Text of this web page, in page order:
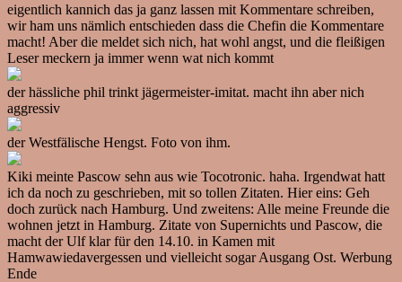
eigentlich kannich das ja ganz lassen mit Kommentare schreiben,
wir ham uns nämlich entschieden dass die Chefin die Kommentare
macht! Aber die meldet sich nich, hat wohl angst, und die fleißigen
Leser meckern ja immer wenn wat nich kommt
der hässliche phil trinkt jägermeister-imitat. macht ihn aber nich
aggressiv
der Westfälische Hengst. Foto von ihm.
Kiki meinte Pascow sehn aus wie Tocotronic. haha. Irgendwat hatt
ich da noch zu geschrieben, mit so tollen Zitaten. Hier eins: Geh
doch zurück nach Hamburg. Und zweitens: Alle meine Freunde die
wohnen jetzt in Hamburg. Zitate von Supernichts und Pascow, die
macht der Ulf klar für den 14.10. in Kamen mit
Hamwawiedavergessen und vielleicht sogar Ausgang Ost. Werbung
Ende